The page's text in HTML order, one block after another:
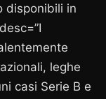
disponibili in
leghe
casi Serie B e